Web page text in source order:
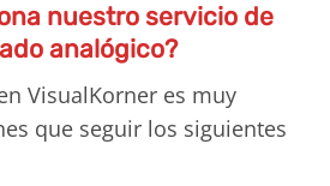
nuestro servicio de
analógico?
VisualKorner es muy
que seguir los siguientes